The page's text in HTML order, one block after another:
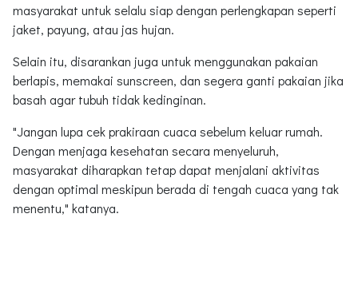
masyarakat untuk selalu siap dengan perlengkapan seperti
jaket, payung, atau jas hujan.
Selain itu, disarankan juga untuk menggunakan pakaian
berlapis, memakai sunscreen, dan segera ganti pakaian jika
basah agar tubuh tidak kedinginan.
"Jangan lupa cek prakiraan cuaca sebelum keluar rumah.
Dengan menjaga kesehatan secara menyeluruh,
masyarakat diharapkan tetap dapat menjalani aktivitas
dengan optimal meskipun berada di tengah cuaca yang tak
menentu," katanya.